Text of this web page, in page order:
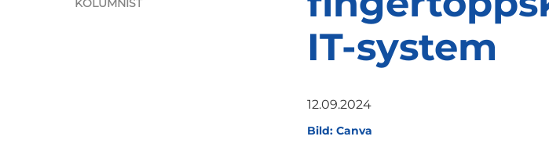
KOLUMNIST
IT-system
12.09.2024
Bild: Canva